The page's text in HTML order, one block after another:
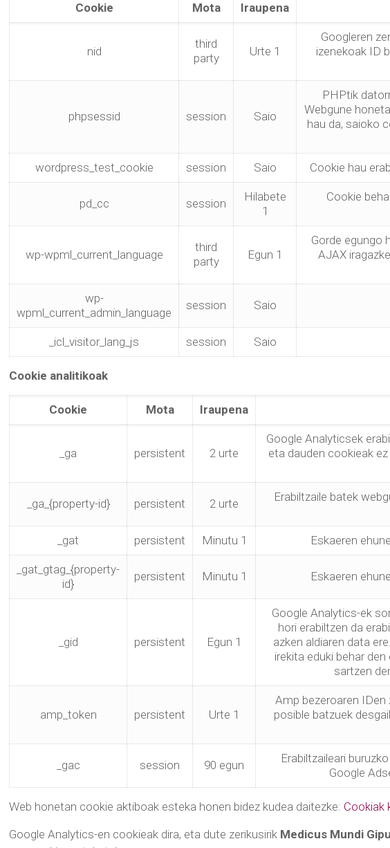
Cookie Mota Iraupena
nid
third
party
Urte 1
Googleren
izenekoak ID
phpsessid session Saio
PHPtik
Webgune
hau da, saioko
wordpress_test_cookie session Saio Cookie hau
pd_cc session
Hilabete
1
Cookie
wp-wpml_current_language
third
party
Egun 1
Gorde egungo
AJAX
wp-
wpml_current_admin_language
session Saio
_icl_visitor_lang_js session Saio
Cookie analitikoak
Cookie Mota Iraupena
_ga persistent 2 urte
Google Analyticsek
eta dauden cookieak
_ga_{property-id} persistent 2 urte
Erabiltzaile batek
_gat persistent Minutu 1 Eskaeren
_gat_gtag_{property-
id}
persistent Minutu 1 Eskaeren
_gid persistent Egun 1
Google Analytics-ek
hori erabiltzen da
azken aldiaren data
irekita eduki behar
sartzen
amp_token persistent Urte 1
Amp bezeroaren
posible batzuek
_gac session 90 egun
Erabiltzaileari
Google
Web honetan cookie aktiboak esteka honen bidez kudea daitezke: Cookiak
Google Analytics-en cookieak dira, eta dute zerikusirik Medicus Mundi